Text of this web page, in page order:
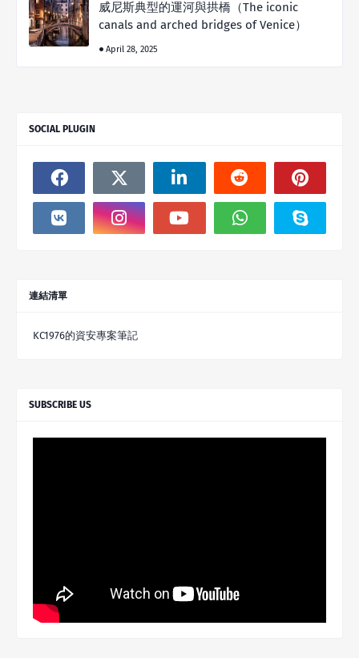
威尼斯典型的運河與拱橋（The iconic
canals and arched bridges of Venice）
April 28, 2025
SOCIAL PLUGIN
連結清單
KC1976的資安專案筆記
SUBSCRIBE US